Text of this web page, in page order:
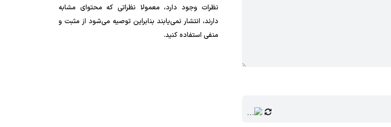
نظرات وجود دارد، معمولا نظراتی که محتوای مشابه
دارند، انتشار نمی‌یابند بنابراین توصیه می‌شود از مثبت و
منفی استفاده کنید.